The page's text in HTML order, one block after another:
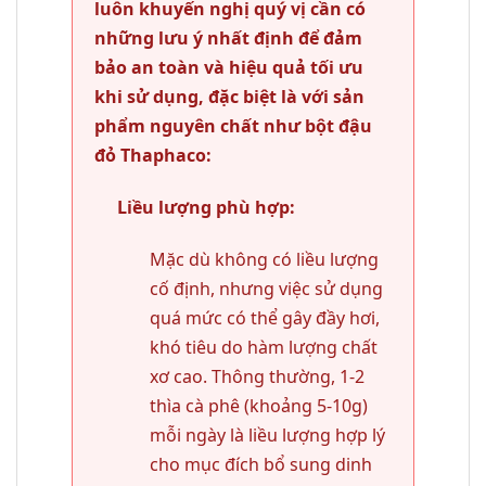
luôn khuyến nghị quý vị cần có
những lưu ý nhất định để đảm
bảo an toàn và hiệu quả tối ưu
khi sử dụng, đặc biệt là với sản
phẩm nguyên chất như bột đậu
đỏ Thaphaco:
Liều lượng phù hợp:
Mặc dù không có liều lượng
cố định, nhưng việc sử dụng
quá mức có thể gây đầy hơi,
khó tiêu do hàm lượng chất
xơ cao. Thông thường, 1-2
thìa cà phê (khoảng 5-10g)
mỗi ngày là liều lượng hợp lý
cho mục đích bổ sung dinh